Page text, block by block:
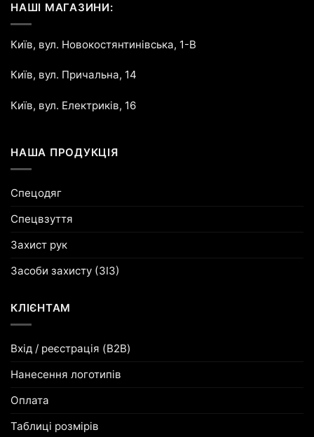
НАШІ МАГАЗИНИ:
Київ, вул. Новокостянтинівська, 1-В
Київ, вул. Причальна, 14
Київ, вул. Електриків, 16
НАША ПРОДУКЦІЯ
Спецодяг
Спецвзуття
Захист рук
Засоби захисту (ЗІЗ)
КЛІЄНТАМ
Вхід / реєстрація (B2B)
Нанесення логотипів
Оплата
Таблиці розмірів